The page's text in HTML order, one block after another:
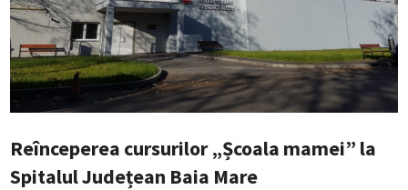
Reînceperea cursurilor „Școala mamei” la
Spitalul Județean Baia Mare